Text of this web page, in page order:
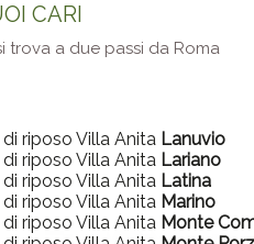
CARI
trova a due passi da Roma
di riposo Villa Anita Lanuvio
di riposo Villa Anita Lariano
di riposo Villa Anita Latina
di riposo Villa Anita Marino
di riposo Villa Anita Monte